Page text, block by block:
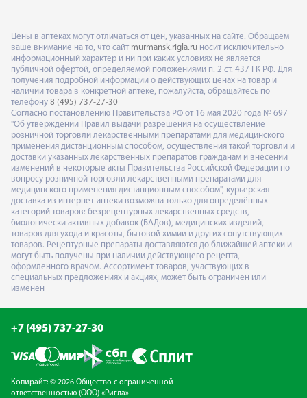
Цены в аптеках могут отличаться от цен, указанных на сайте. Обращаем
ваше внимание на то, что сайт murmansk.rigla.ru носит исключительно
информационный характер и ни при каких условиях не является
публичной офертой, определяемой положениями п. 2 ст. 437 ГК РФ. Для
получения подробной информации о действующих ценах на товар и
наличии товара в конкретной аптеке, пожалуйста, обращайтесь по
телефону 8 (495) 737-27-30
Согласно постановлению Правительства РФ от 16 мая 2020 года № 697
"Об утверждении Правил выдачи разрешения на осуществление
розничной торговли лекарственными препаратами для медицинского
применения дистанционным способом, осуществления такой торговли и
доставки указанных лекарственных препаратов гражданам и внесении
изменений в некоторые акты Правительства Российской Федерации по
вопросу розничной торговли лекарственными препаратами для
медицинского применения дистанционным способом", курьерская
доставка из интернет-аптеки возможна только для определённых
категорий товаров: безрецептурных лекарственных средств,
биологически активных добавок (БАДов), медицинских изделий,
товаров для ухода и красоты, бытовой химии и других сопутствующих
товаров. Рецептурные препараты доставляются до ближайшей аптеки и
могут быть получены при наличии действующего рецепта,
оформленного врачом. Ассортимент товаров, участвующих в
специальных предложениях и акциях, может быть ограничен или
изменен
+7 (495) 737-27-30
Копирайт: © 2026 Общество с ограниченной
ответственностью (ООО) «Ригла»